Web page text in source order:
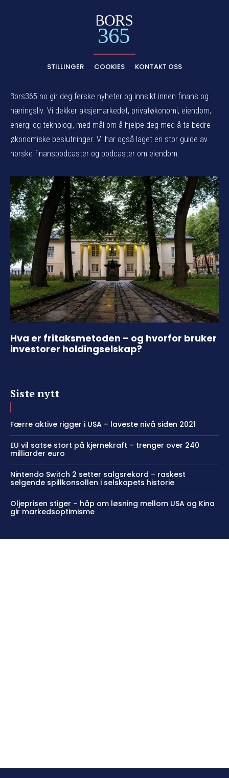
BORS
365
STILLINGER COOKIES KONTAKT OSS
Bors365.no gir deg ferske nyheter og innsikt innen finans og
næringsliv. Vi dekker aksjemarkedet, privatøkonomi, eiendom,
energi og teknologi, med mål om å hjelpe deg med å ta bedre
økonomiske beslutninger. Vi har også laget en stor guide av
norske finanspodcaster og podcaster om eiendom.
Hva er fritaksmetoden – og hvorfor bruker
investorer holdingselskap?
Siste nytt
Færre aktive rigger i USA – laveste nivå siden 2021
EU vil satse stort på kjernekraft – trenger over 240
milliarder euro
Nintendo Switch 2 setter salgsrekord – raskest
selgende spillkonsollen i selskapets historie
Oljeprisen stiger – håp om løsning mellom USA og Kina
gir markedsoptimisme